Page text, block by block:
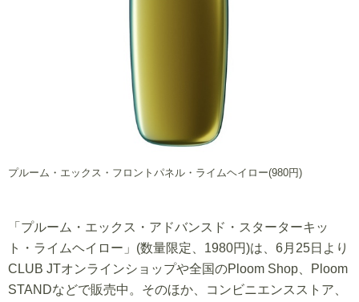
プルーム・エックス・フロントパネル・ライムヘイロー(980円)
「プルーム・エックス・アドバンスド・スターターキッ
ト・ライムヘイロー」(数量限定、1980円)は、6月25日より
CLUB JTオンラインショップや全国のPloom Shop、Ploom
STANDなどで販売中。そのほか、コンビニエンスストア、